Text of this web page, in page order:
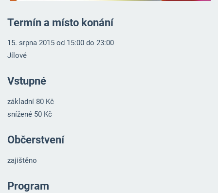
Termín a místo konání
15. srpna 2015 od 15:00 do 23:00
Jílové
Vstupné
základní 80 Kč
snížené 50 Kč
Občerstvení
zajištěno
Program